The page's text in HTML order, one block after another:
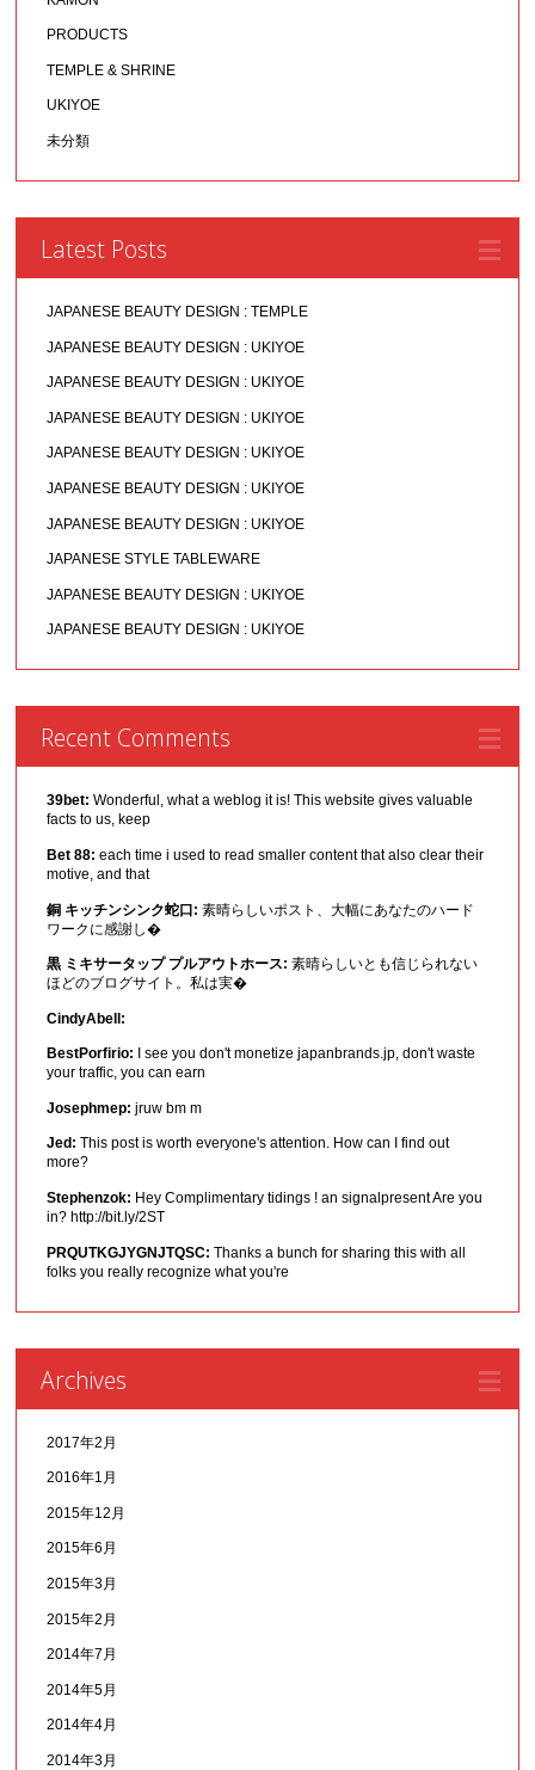
PRODUCTS
TEMPLE & SHRINE
UKIYOE
未分類
Latest Posts
JAPANESE BEAUTY DESIGN : TEMPLE
JAPANESE BEAUTY DESIGN : UKIYOE
JAPANESE BEAUTY DESIGN : UKIYOE
JAPANESE BEAUTY DESIGN : UKIYOE
JAPANESE BEAUTY DESIGN : UKIYOE
JAPANESE BEAUTY DESIGN : UKIYOE
JAPANESE BEAUTY DESIGN : UKIYOE
JAPANESE STYLE TABLEWARE
JAPANESE BEAUTY DESIGN : UKIYOE
JAPANESE BEAUTY DESIGN : UKIYOE
Recent Comments
39bet: Wonderful, what a weblog it is! This website gives valuable
facts to us, keep
Bet 88: each time i used to read smaller content that also clear their
motive, and that
銅 キッチンシンク蛇口: 素晴らしいポスト、大幅にあなたのハード
ワークに感謝し�
黒 ミキサータップ プルアウトホース: 素晴らしいとも信じられない
ほどのブログサイト。私は実�
CindyAbell:
BestPorfirio:
I see you don't monetize japanbrands.jp, don't waste
your traffic, you can earn
Josephmep: jruw bm m
Jed: This post is worth everyone's attention. How can I find out
more?
Stephenzok: Hey Complimentary tidings ! an signalpresent Are you
in? http://bit.ly/2ST
PRQUTKGJYGNJTQSC: Thanks a bunch for sharing this with all
folks you really recognize what you're
Archives
2017年2月
2016年1月
2015年12月
2015年6月
2015年3月
2015年2月
2014年7月
2014年5月
2014年4月
2014年3月